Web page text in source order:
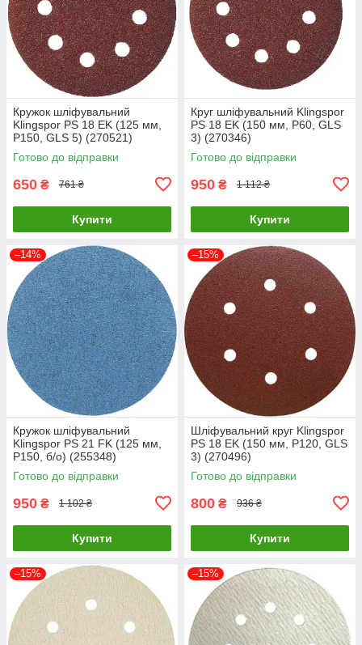
Кружок шліфувальний
Klingspor PS 18 EK (125 мм,
P150, GLS 5) (270521)
Готово до відправки
650 ₴ 761 ₴
Купити
Круг шліфувальний Klingspor
PS 18 EK (150 мм, P60, GLS
3) (270346)
Готово до відправки
950 ₴ 1 112 ₴
Купити
–14%
Кружок шліфувальний
Klingspor PS 21 FK (125 мм,
P150, б/о) (255348)
Готово до відправки
950 ₴ 1 102 ₴
Купити
–15%
Шліфувальний круг Klingspor
PS 18 EK (150 мм, P120, GLS
3) (270496)
Готово до відправки
800 ₴ 936 ₴
Купити
–15% –15%